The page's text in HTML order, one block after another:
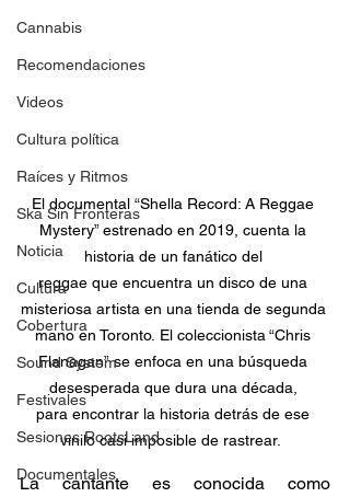
Cannabis
Recomendaciones
Videos
Cultura política
Raíces y Ritmos
Ska Sin Fronteras
Noticia
Cultura
Cobertura
Sound System
Festivales
Sesiones RootsLand
Documentales
El documental “Shella Record: A Reggae
Mystery” estrenado en 2019, cuenta la
historia de un fanático del
reggae que encuentra un disco de una
misteriosa artista en una tienda de segunda
mano en Toronto. El coleccionista “Chris
Flanagan” se enfoca en una búsqueda
desesperada que dura una década,
para encontrar la historia detrás de ese
vinilo casi imposible de rastrear.
La cantante es conocida como